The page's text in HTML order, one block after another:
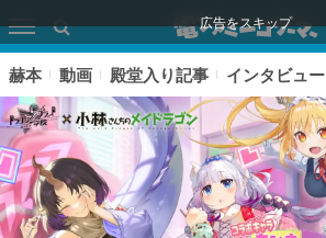
広告をスキップ
赫本 動画 殿堂入り記事 インタビュー